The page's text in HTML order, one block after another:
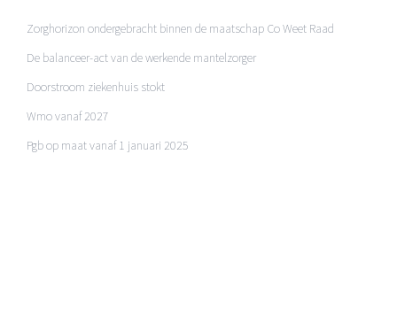
Zorghorizon ondergebracht binnen de maatschap Co Weet Raad
De balanceer-act van de werkende mantelzorger
Doorstroom ziekenhuis stokt
Wmo vanaf 2027
Pgb op maat vanaf 1 januari 2025